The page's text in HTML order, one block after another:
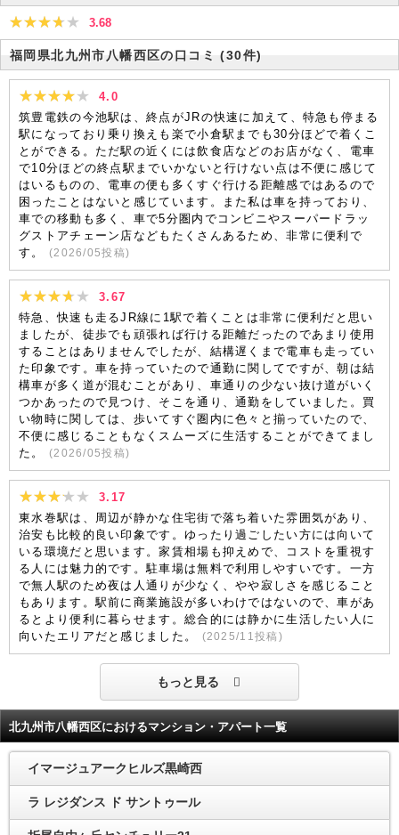
3.68
福岡県北九州市八幡西区の口コミ (30件)
4.0
筑豊電鉄の今池駅は、終点がJRの快速に加えて、特急も停まる
駅になっており乗り換えも楽で小倉駅までも30分ほどで着くこ
とができる。ただ駅の近くには飲食店などのお店がなく、電車
で10分ほどの終点駅までいかないと行けない点は不便に感じて
はいるものの、電車の便も多くすぐ行ける距離感ではあるので
困ったことはないと感じています。また私は車を持っており、
車での移動も多く、車で5分圏内でコンビニやスーパードラッ
グストアチェーン店などもたくさんあるため、非常に便利で
す。
(2026/05投稿)
3.67
特急、快速も走るJR線に1駅で着くことは非常に便利だと思い
ましたが、徒歩でも頑張れば行ける距離だったのであまり使用
することはありませんでしたが、結構遅くまで電車も走ってい
た印象です。車を持っていたので通勤に関してですが、朝は結
構車が多く道が混むことがあり、車通りの少ない抜け道がいく
つかあったので見つけ、そこを通り、通勤をしていました。買
い物時に関しては、歩いてすぐ圏内に色々と揃っていたので、
不便に感じることもなくスムーズに生活することができてまし
た。
(2026/05投稿)
3.17
東水巻駅は、周辺が静かな住宅街で落ち着いた雰囲気があり、
治安も比較的良い印象です。ゆったり過ごしたい方には向いて
いる環境だと思います。家賃相場も抑えめで、コストを重視す
る人には魅力的です。駐車場は無料で利用しやすいです。一方
で無人駅のため夜は人通りが少なく、やや寂しさを感じること
もあります。駅前に商業施設が多いわけではないので、車があ
るとより便利に暮らせます。総合的には静かに生活したい人に
向いたエリアだと感じました。
(2025/11投稿)
もっと見る
北九州市八幡西区におけるマンション・アパート一覧
イマージュアークヒルズ黒崎西
ラ レジダンス ド サントゥール